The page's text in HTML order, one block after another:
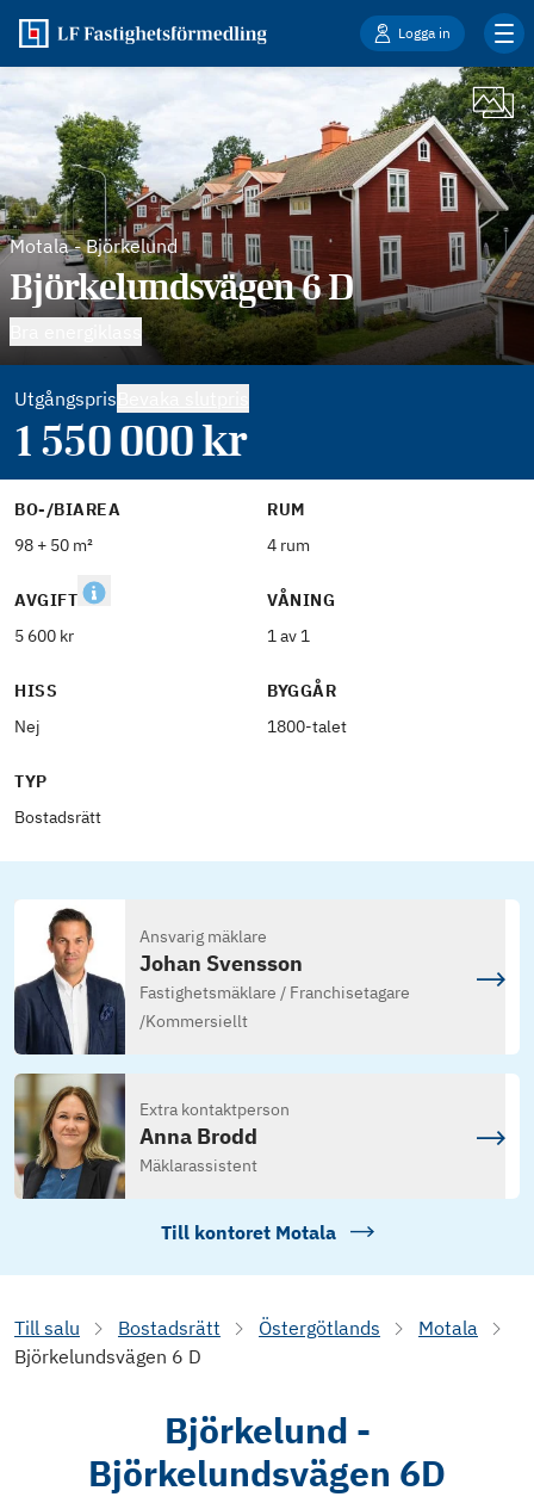
Logga in
Motala-Björkelund
Björkelundsvägen 6 D
Utgångspris
1 550 000kr
BO-/BIAREA
98 + 50 m²
RUM
4 rum
AVGIFT
5 600 kr
VÅNING
1 av 1
HISS
Nej
BYGGÅR
1800-talet
TYP
Bostadsrätt
Ansvarig mäklare
Johan Svensson
Fastighetsmäklare / Franchisetagare
/Kommersiellt
Extra kontaktperson
Anna Brodd
Mäklarassistent
Till kontoret Motala
Till salu Bostadsrätt Östergötlands
Motala
Björkelundsvägen 6 D
Björkelund -
Björkelundsvägen 6D